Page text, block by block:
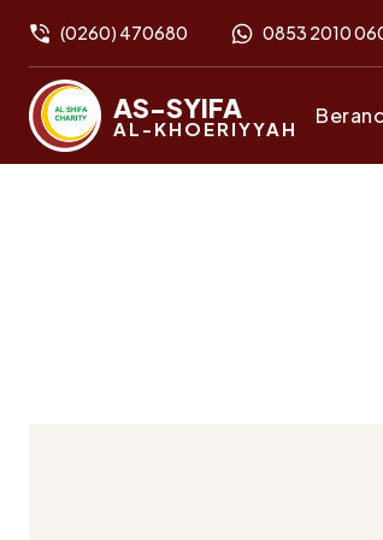
(0260) 470680 0853 2010
AS-SYIFA
AL-KHOERIYYAH